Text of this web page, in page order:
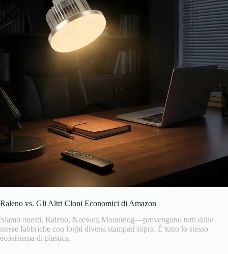
Raleno vs. Gli Altri Cloni Economici di Amazon
Siamo onesti. Raleno, Neewer, Mountdog—provengono tutti dalle
stesse fabbriche con loghi diversi stampati sopra. È tutto lo stesso
ecosistema di plastica.